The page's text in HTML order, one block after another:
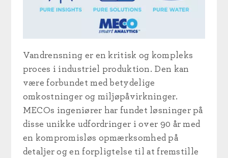
Vandrensning er en kritisk og kompleks
proces i industriel produktion. Den kan
være forbundet med betydelige
omkostninger og miljøpåvirkninger.
MECOs ingeniører har fundet løsninger på
disse unikke udfordringer i over 90 år med
en kompromisløs opmærksomhed på
detaljer og en forpligtelse til at fremstille